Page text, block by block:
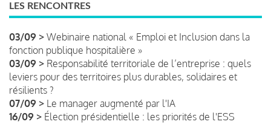
LES RENCONTRES
03/09 > Webinaire national « Emploi et Inclusion dans la
fonction publique hospitalière »
03/09 > Responsabilité territoriale de l’entreprise : quels
leviers pour des territoires plus durables, solidaires et
résilients ?
07/09 > Le manager augmenté par l'IA
16/09 > Élection présidentielle : les priorités de l'ESS